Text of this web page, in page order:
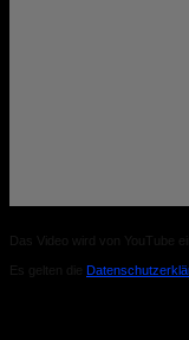
Das Video wird von YouTube
Es gelten die